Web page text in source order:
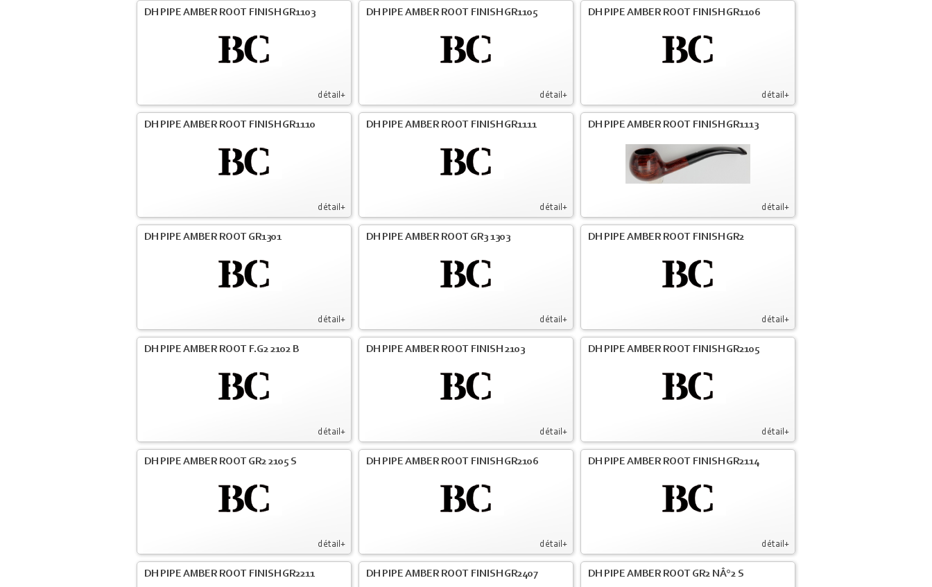
détail+
DH PIPE AMBER ROOT FINISH GR1103
détail+
DH PIPE AMBER ROOT FINISH GR1105
détail+
DH PIPE AMBER ROOT FINISH GR1106
détail+
DH PIPE AMBER ROOT FINISH GR1110
détail+
DH PIPE AMBER ROOT FINISH GR1111
détail+
DH PIPE AMBER ROOT FINISH GR1113
détail+
DH PIPE AMBER ROOT GR1301
détail+
DH PIPE AMBER ROOT GR3 1303
détail+
DH PIPE AMBER ROOT FINISH GR2
détail+
DH PIPE AMBER ROOT F.G2 2102 B
détail+
DH PIPE AMBER ROOT FINISH 2103
détail+
DH PIPE AMBER ROOT FINISH GR2105
détail+
DH PIPE AMBER ROOT GR2 2105 S
détail+
DH PIPE AMBER ROOT FINISH GR2106
détail+
DH PIPE AMBER ROOT FINISH GR2114
DH PIPE AMBER ROOT FINISH GR2211 DH PIPE AMBER ROOT FINISH GR2407 DH PIPE AMBER ROOT GR2 NÂ°2 S